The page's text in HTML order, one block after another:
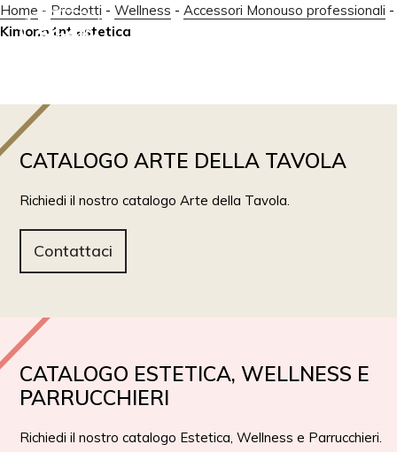
Home - Prodotti - Wellness - Accessori Monouso professionali -
Kimono tnt estetica
CATALOGO ARTE DELLA TAVOLA
Richiedi il nostro catalogo Arte della Tavola.
Contattaci
CATALOGO ESTETICA, WELLNESS E
PARRUCCHIERI
Richiedi il nostro catalogo Estetica, Wellness e Parrucchieri.